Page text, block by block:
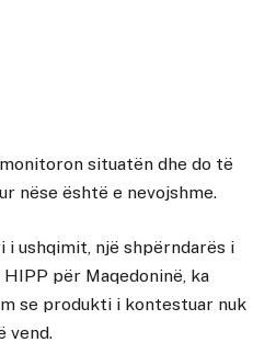
situatën dhe do të
nëse është e nevojshme.
ushqimit, një shpërndarës i
për Maqedoninë, ka
se produkti i kontestuar nuk
vend.